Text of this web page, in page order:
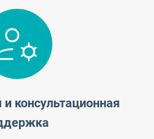
консультационная